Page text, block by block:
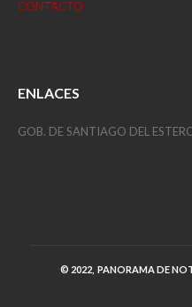
CONTACTO
ENLACES
GOB. DE SANTIAGO DEL
© 2022, PANORAMA DE